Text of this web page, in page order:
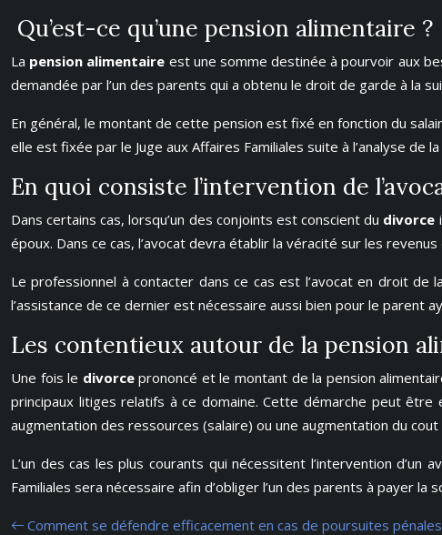
Qu’est-ce qu’une pension alimentaire ?
La pension alimentaire est une somme destinée à pourvoir aux
demandée par l’un des parents qui a obtenu le droit de garde à la
En général, le montant de cette pension est fixé en fonction du
elle est fixée par le Juge aux Affaires Familiales suite à l’analyse de
En quoi consiste l’intervention de
Dans certains cas, lorsqu’un des conjoints est conscient du divorce
époux. Dans ce cas, l’avocat devra établir la véracité sur les
Le professionnel à contacter dans ce cas est l’avocat en droit de
l’assistance de ce dernier est nécessaire aussi bien pour le parent
Les contentieux autour de la pension
Une fois le divorceprononcé et le montant de la pension
principaux litiges relatifs à ce domaine. Cette démarche peut
augmentation des ressources (salaire) ou une augmentation du cout
L’un des cas les plus courants qui nécessitent l’intervention
Familiales sera nécessaire afin d’obliger l’un des parents à payer la
Comment se défendre efficacement en cas de poursuites